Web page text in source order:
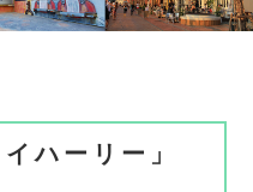
ハーリー」